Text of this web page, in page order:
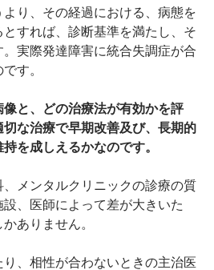
り、その経過における、病態を
すれば、診断基準を満たし、そ
実際発達障害に統合失調症が合
す。
と、どの治療法が有効かを評
な治療で早期改善及び、長期的
を成しえるかなのです。
メンタルクリニックの診療の質
、医師によって差が大きいた
ありません。
、相性が合わないときの主治医